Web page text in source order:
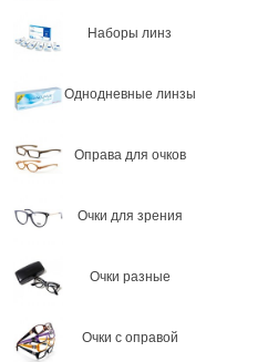
Наборы линз
Однодневные линзы
Оправа для очков
Очки для зрения
Очки разные
Очки с оправой